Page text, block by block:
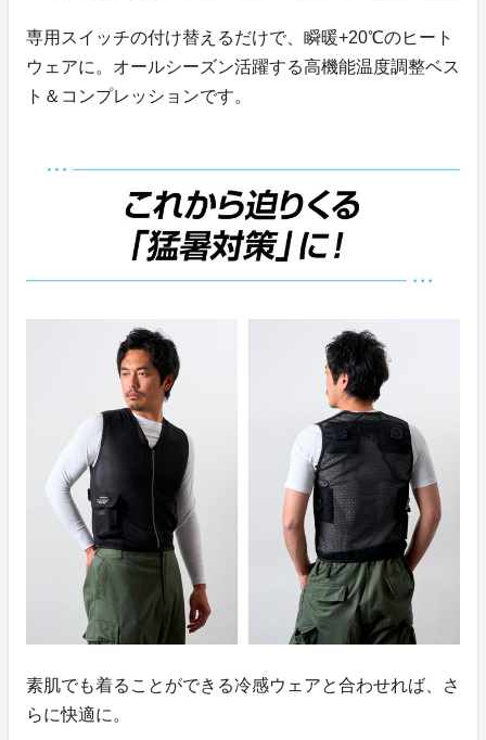
専用スイッチの付け替えるだけで、瞬暖+20℃のヒート
ウェアに。オールシーズン活躍する高機能温度調整ベス
ト＆コンプレッションです。
素肌でも着ることができる冷感ウェアと合わせれば、さ
らに快適に。